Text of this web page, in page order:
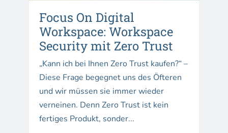
Focus On Digital
Workspace: Workspace
Security mit Zero Trust
„Kann ich bei Ihnen Zero Trust kaufen?“ –
Diese Frage begegnet uns des Öfteren
und wir müssen sie immer wieder
verneinen. Denn Zero Trust ist kein
fertiges Produkt, sonder...